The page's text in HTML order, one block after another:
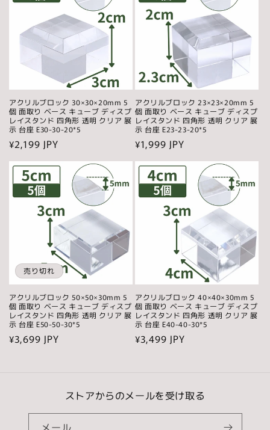
アクリルブロック 30×30×20mm 5
個 面取り ベース キューブ ディスプ
レイスタンド 四角形 透明 クリア 展
示 台座 E30-30-20*5
通
常
格
¥2,199 JPY
アクリルブロック 23×23×20mm 5
個 面取り ベース キューブ ディスプ
レイスタンド 四角形 透明 クリア 展
示 台座 E23-23-20*5
通
常
格
¥1,999 JPY
売り切れ
アクリルブロック 50×50×30mm 5
個 面取り ベース キューブ ディスプ
レイスタンド 四角形 透明 クリア 展
示 台座 E50-50-30*5
通
¥3,699 JPY
アクリルブロック 40×40×30mm 5
個 面取り ベース キューブ ディスプ
レイスタンド 四角形 透明 クリア 展
示 台座 E40-40-30*5
通
¥3,499 JPY
ストアからのメールを受け取る
メール